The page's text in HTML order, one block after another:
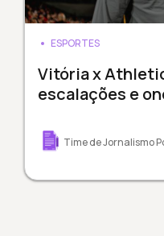
ESPORTES
Vitória x
escalações e
Time de Jornalismo